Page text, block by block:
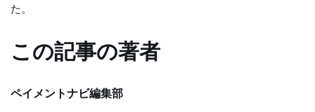
た。
この記事の著者
ペイメントナビ編集部